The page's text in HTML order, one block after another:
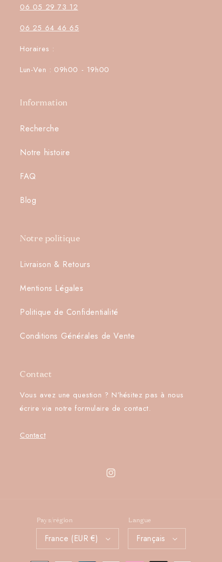
06 05 29 73 12
06 25 64 46 65
Horaires :
Lun-Ven : 09h00 - 19h00
Information
Recherche
Notre histoire
FAQ
Blog
Notre politique
Livraison & Retours
Mentions Légales
Politique de Confidentialité
Conditions Générales de Vente
Contact
Vous avez une question ? N’hésitez pas à nous
écrire via notre formulaire de contact.
Contact
Instagram
Pays/région
France (EUR €)
Langue
Français
produits à votre liste de souhaits et afficher vos